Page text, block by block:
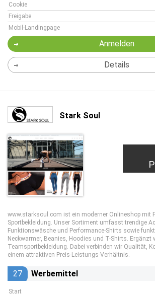
Cookie
Freigabe
Mobil-Landingpage
Anmelden
Details
Stark Soul
www.starksoul.com ist ein moderner Onlineshop mit
Sportbekleidung. Unser Sortiment umfasst trendige
Funktionswäsche und Performance-Shirts sowie
Neckwarmer, Beanies, Hoodies und T-Shirts. Ergänzt
Teamsportbekleidung. Dabei verbinden wir Qualität,
einem attraktiven Preis-Leistungs-Verhältnis.
27 Werbemittel
Start